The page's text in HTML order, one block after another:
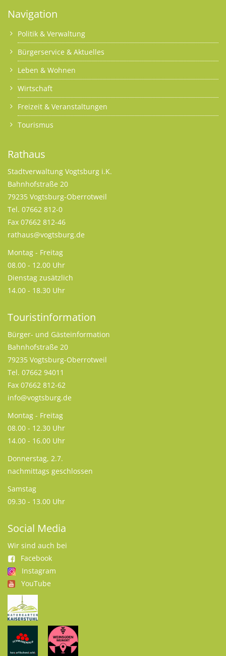
Navigation
Politik & Verwaltung
Bürgerservice & Aktuelles
Leben & Wohnen
Wirtschaft
Freizeit & Veranstaltungen
Tourismus
Rathaus
Stadtverwaltung Vogtsburg i.K.
Bahnhofstraße 20
79235 Vogtsburg-Oberrotweil
Tel. 07662 812-0
Fax 07662 812-46
rathaus@vogtsburg.de
Montag - Freitag
08.00 - 12.00 Uhr
Dienstag zusätzlich
14.00 - 18.30 Uhr
Touristinformation
Bürger- und Gästeinformation
Bahnhofstraße 20
79235 Vogtsburg-Oberrotweil
Tel. 07662 94011
Fax 07662 812-62
info@vogtsburg.de
Montag - Freitag
08.00 - 12.30 Uhr
14.00 - 16.00 Uhr
Donnerstag, 2.7.
nachmittags geschlossen
Samstag
09.30 - 13.00 Uhr
Social Media
Wir sind auch bei
Facebook
Instagram
YouTube